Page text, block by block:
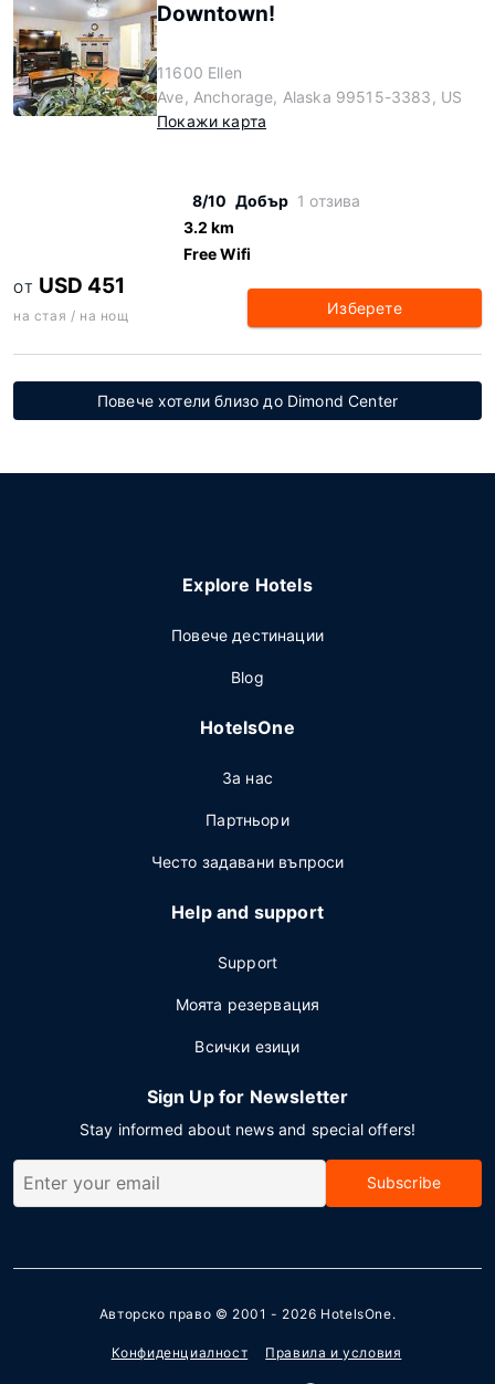
Downtown!
11600 Ellen
Ave, Anchorage, Alaska 99515-3383, US
Покажи карта
8/10 Добър 1 отзива
3.2 km
Free Wifi
ОТ USD 451
на стая / на нощ Изберете
Повече хотели близо до Dimond Center
Explore Hotels
Повече дестинации
Blog
HotelsOne
За нас
Партньори
Често задавани въпроси
Help and support
Support
Моята резервация
Всички езици
Sign Up for Newsletter
Stay informed about news and special offers!
Subscribe
Авторско право © 2001 - 2026 HotelsOne.
Конфиденциалност Правила и условия